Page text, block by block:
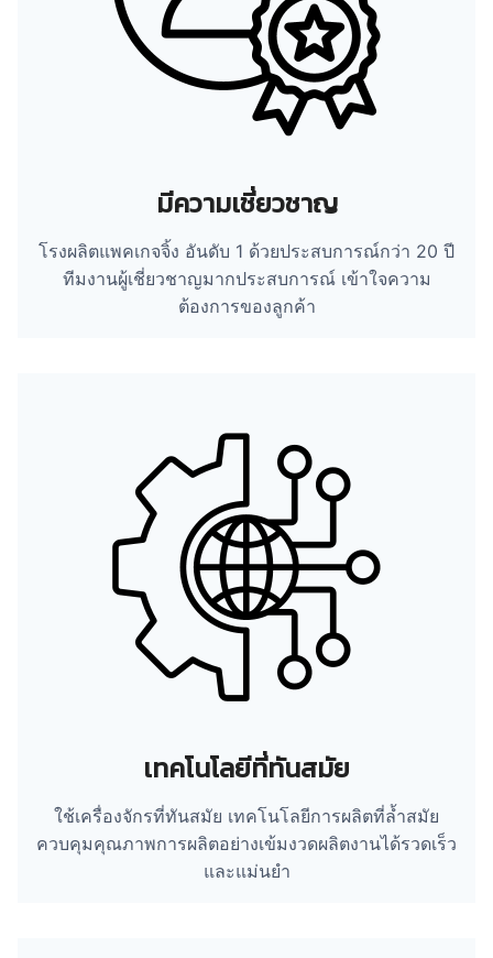
มีความเชี่ยวชาญ
โรงผลิตแพคเกจจิ้ง อันดับ 1 ด้วยประสบการณ์กว่า 20 ปี
ทีมงานผู้เชี่ยวชาญมากประสบการณ์ เข้าใจความ
ต้องการของลูกค้า
เทคโนโลยีที่ทันสมัย
ใช้เครื่องจักรที่ทันสมัย เทคโนโลยีการผลิตที่ล้ำสมัย
ควบคุมคุณภาพการผลิตอย่างเข้มงวดผลิตงานได้รวดเร็ว
และแม่นยำ